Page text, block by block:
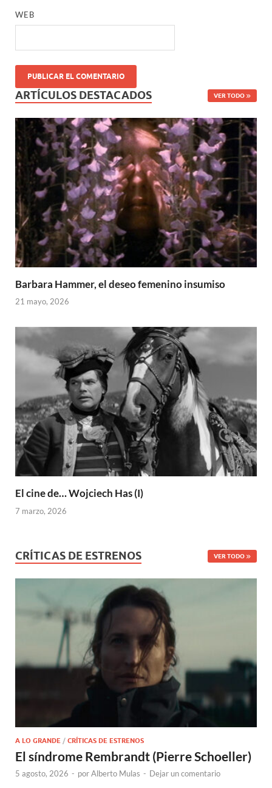
WEB
ARTÍCULOS DESTACADOS VER TODO
Barbara Hammer, el deseo femenino insumiso
21 mayo, 2026
El cine de… Wojciech Has (I)
7 marzo, 2026
CRÍTICAS DE ESTRENOS VER TODO
A LO GRANDE / CRÍTICAS DE ESTRENOS
El síndrome Rembrandt (Pierre Schoeller)
5 agosto, 2026 - porAlberto Mulas - Dejar un comentario